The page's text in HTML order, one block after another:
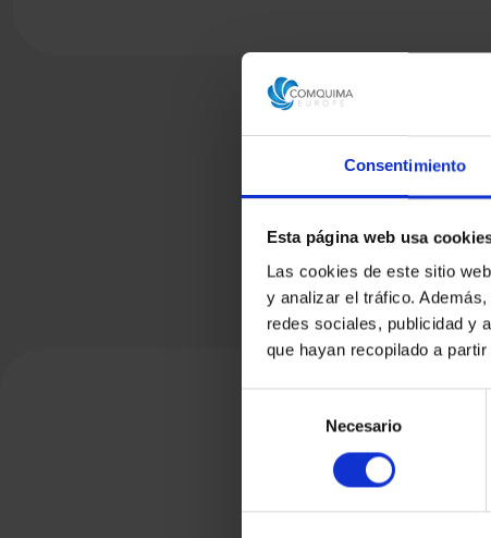
Consentimiento
Esta página web usa
Las cookies de este sitio
y analizar el tráfico.
redes sociales, publicidad y
que hayan recopilado a
consentimiento
Necesario